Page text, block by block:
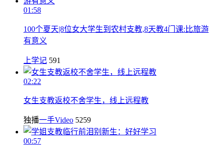
01:58
100个夏天|8位女大学生到农村支教,8天教4门课:比旅游
有意义
上学记 591
02:22
女生支教返校不舍学生，线上远程教
独播一手Video 5259
00:57